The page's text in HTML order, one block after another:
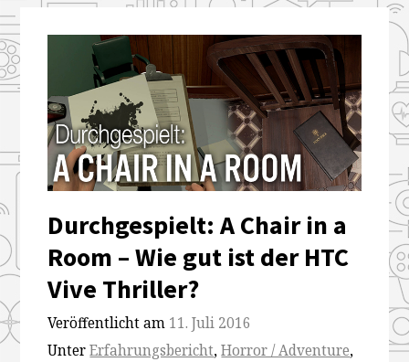
Durchgespielt: A Chair in a
Room – Wie gut ist der HTC
Vive Thriller?
Veröffentlicht am 11. Juli 2016
UnterErfahrungsbericht,Horror / Adventure,